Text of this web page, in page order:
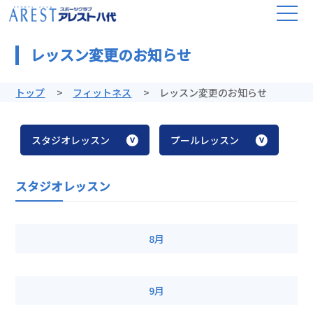
レッスン変更のお知らせ
トップ フィットネス レッスン変更のお知らせ
スタジオレッスン プールレッスン
スタジオレッスン
8月
9月